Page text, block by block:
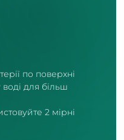
по поверхні
для більш
2 мірні